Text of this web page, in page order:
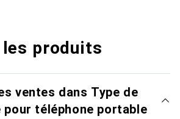
produits
ventes dans Type de
pour téléphone portable